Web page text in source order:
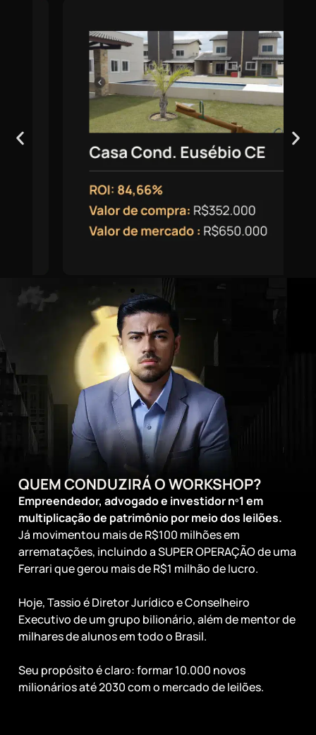
QUEM CONDUZIRÁ O WORKSHOP?
Empreendedor, advogado e investidor nº1 em
multiplicação de patrimônio por meio dos leilões.
Já movimentou mais de R$100 milhões em
arrematações, incluindo a SUPER OPERAÇÃO de uma
Ferrari que gerou mais de R$1 milhão de lucro.
Hoje, Tassio é Diretor Jurídico e Conselheiro
Executivo de um grupo bilionário, além de mentor de
milhares de alunos em todo o Brasil.
Seu propósito é claro: formar 10.000 novos
milionários até 2030 com o mercado de leilões.